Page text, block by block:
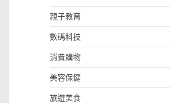
親子教育
數碼科技
消費購物
美容保健
旅遊美食